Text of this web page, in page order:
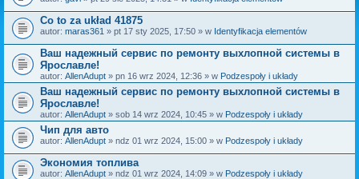
Co to za układ 41875
autor: maras361 » pt 17 sty 2025, 17:50 » w Identyfikacja elementów
Ваш надежный сервис по ремонту выхлопной системы в
Ярославле!
autor: AllenAdupt » pn 16 wrz 2024, 12:36 » w Podzespoły i układy
Ваш надежный сервис по ремонту выхлопной системы в
Ярославле!
autor: AllenAdupt » sob 14 wrz 2024, 10:45 » w Podzespoły i układy
Чип для авто
autor: AllenAdupt » ndz 01 wrz 2024, 15:00 » w Podzespoły i układy
Экономия топлива
autor: AllenAdupt » ndz 01 wrz 2024, 14:09 » w Podzespoły i układy